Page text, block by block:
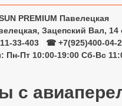
PREMIUM Павелецкая
Зацепский Вал, 14
33-403
☎ +7(925)400-04-
Пн-Пт 10:00-19:00 Сб-Вс
с